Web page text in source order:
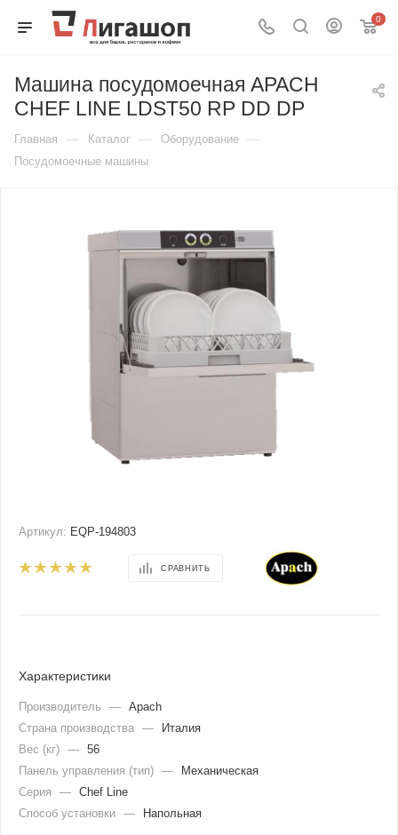
0
Машина посудомоечная APACH
CHEF LINE LDST50 RP DD DP
Главная — Каталог — Оборудование —
Посудомоечные машины
Артикул: EQP-194803
СРАВНИТЬ
Характеристики
Производитель — Apach
Страна производства —
Италия
Вес (кг) — 56
Панель управления (тип) —
Механическая
Серия
— Chef Line
Способ установки — Напольная